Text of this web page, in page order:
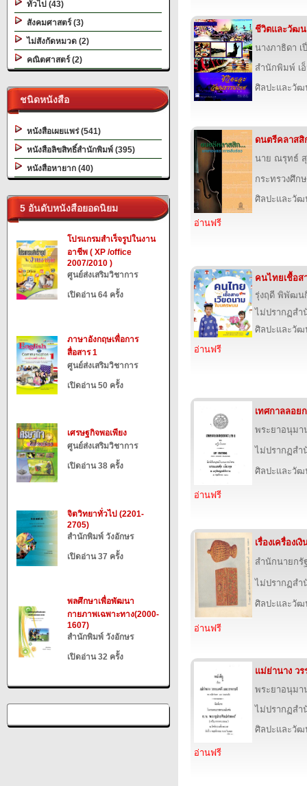
ทั่วไป (43)
สังคมศาสตร์ (3)
ไม่สังกัดหมวด (2)
คณิตศาสตร์ (2)
ชนิดหนังสือ
หนังสือเผยแพร่ (541)
หนังสือลิขสิทธิ์สำนักพิมพ์ (395)
หนังสือหายาก (40)
5 อันดับหนังสือยอดนิยม
โปรแกรมสำเร็จรูปในงาน
อาชีพ ( XP /office
2007/2010 )
ศูนย์ส่งเสริมวิชาการ
เปิดอ่าน 64 ครั้ง
ภาษาอังกฤษเพื่อการ
สื่อสาร 1
ศูนย์ส่งเสริมวิชาการ
เปิดอ่าน 50 ครั้ง
เศรษฐกิจพอเพียง
ศูนย์ส่งเสริมวิชาการ
เปิดอ่าน 38 ครั้ง
จิตวิทยาทั่วไป (2201-
2705)
สำนักพิมพ์ วังอักษร
เปิดอ่าน 37 ครั้ง
พลศึกษาเพื่อพัฒนา
กายภาพเฉพาะทาง(2000-
1607)
สำนักพิมพ์ วังอักษร
เปิดอ่าน 32 ครั้ง
ชีวิตและวัฒ
นางภาธิดา เ
สำนักพิมพ์ เ
ศิลปะและวัฒ
ดนตรีคลาสสิ
นาย ณรุทธ์
กระทรวงศึก
ศิลปะและวัฒ
อ่านฟรี
คนไทยเชื้อส
รุ่งฤดี พิพัฒน
ไม่ปรากฏส
ศิลปะและวัฒ
อ่านฟรี
เทศกาลลอย
พระยาอนุมา
ไม่ปรากฏส
ศิลปะและวัฒ
อ่านฟรี
เรื่องเครื่องเ
สำนักนายกรั
ไม่ปรากฏส
ศิลปะและวัฒ
อ่านฟรี
แม่ย่านาง ว
พระยาอนุมา
ไม่ปรากฏส
ศิลปะและวัฒ
อ่านฟรี